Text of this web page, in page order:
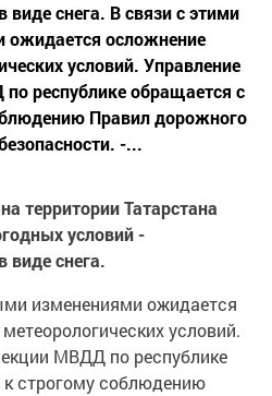
виде снега. В связи с этими
осложнение
условий. Управление
республике обращается с
Правил дорожного
-...
территории Татарстана
условий -
виде снега.
изменениями ожидается
условий.
МВДД по республике
строгому соблюдению